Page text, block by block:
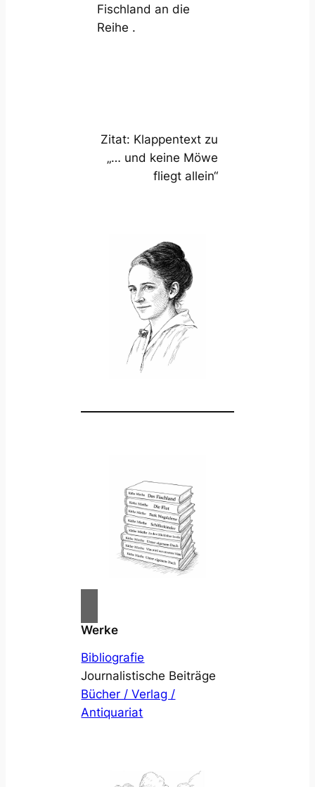
Fischland an die
Reihe .
Zitat: Klappentext zu
„… und keine Möwe
fliegt allein“
Werke
Bibliografie
Journalistische Beiträge
Bücher / Verlag /
Antiquariat